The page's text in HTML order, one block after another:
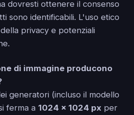
dovresti ottenere il consenso
sono identificabili. L'uso etico
privacy e potenziali
di immagine producono
generatori (incluso il modello
ferma a 1024 × 1024 px per